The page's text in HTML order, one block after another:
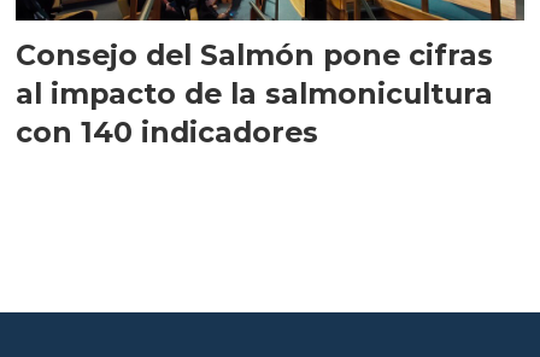
Consejo del Salmón pone cifras
al impacto de la salmonicultura
con 140 indicadores